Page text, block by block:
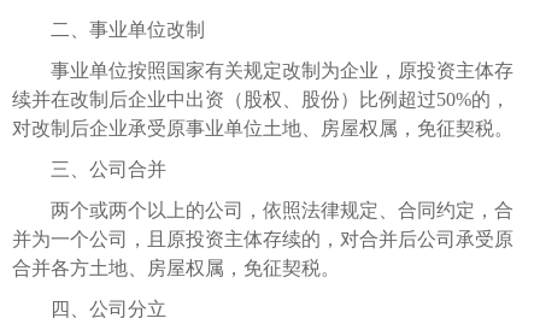
二、事业单位改制
事业单位按照国家有关规定改制为企业，原投资主体存
续并在改制后企业中出资（股权、股份）比例超过50%的，
对改制后企业承受原事业单位土地、房屋权属，免征契税。
三、公司合并
两个或两个以上的公司，依照法律规定、合同约定，合
并为一个公司，且原投资主体存续的，对合并后公司承受原
合并各方土地、房屋权属，免征契税。
四、公司分立